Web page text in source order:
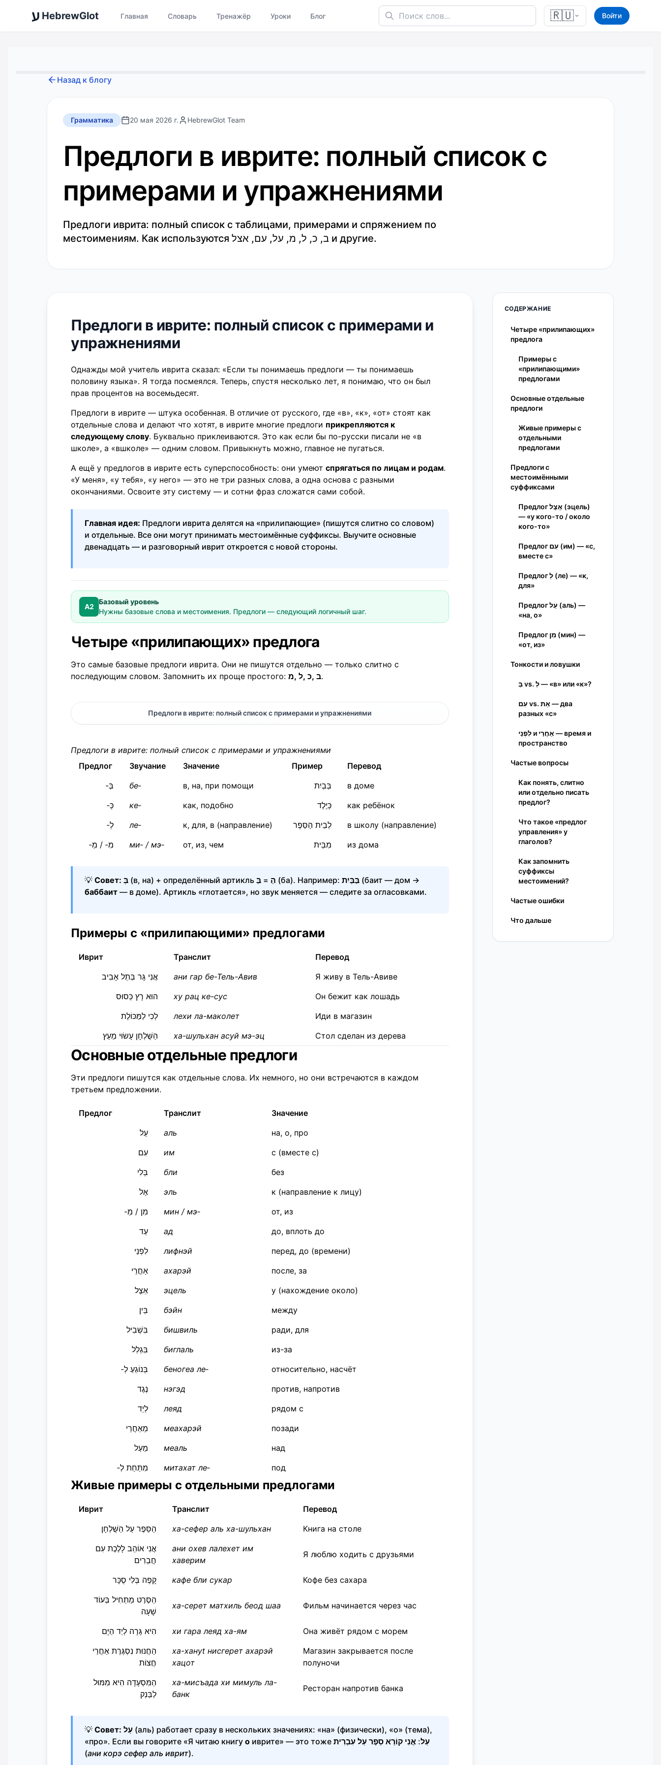
ע HebrewGlot Главная Словарь Тренажёр Уроки Блог
Поиск слов... 🇷🇺 Войти
Назад к блогу
Грамматика 20 мая 2026 г. HebrewGlot Team
Предлоги в иврите: полный список с
примерами и упражнениями
Предлоги иврита: полный список с таблицами, примерами и спряжением по
местоимениям. Как используются ב, כ, ל, מ, על, עם, אצל и другие.
Предлоги в иврите: полный список с примерами и
упражнениями
Однажды мой учитель иврита сказал: «Если ты понимаешь предлоги — ты понимаешь
половину языка». Я тогда посмеялся. Теперь, спустя несколько лет, я понимаю, что он был
прав процентов на восемьдесят.
Предлоги в иврите — штука особенная. В отличие от русского, где «в», «к», «от» стоят как
отдельные слова и делают что хотят, в иврите многие предлоги прикрепляются к
следующему слову. Буквально приклеиваются. Это как если бы по-русски писали не «в
школе», а «вшколе» — одним словом. Привыкнуть можно, главное не пугаться.
А ещё у предлогов в иврите есть суперспособность: они умеют спрягаться по лицам и родам.
«У меня», «у тебя», «у него» — это не три разных слова, а одна основа с разными
окончаниями. Освоите эту систему — и сотни фраз сложатся сами собой.
Главная идея: Предлоги иврита делятся на «прилипающие» (пишутся слитно со словом)
и отдельные. Все они могут принимать местоимённые суффиксы. Выучите основные
двенадцать — и разговорный иврит откроется с новой стороны.
A2
Базовый уровень
Нужны базовые слова и местоимения. Предлоги — следующий логичный шаг.
Четыре «прилипающих» предлога
Это самые базовые предлоги иврита. Они не пишутся отдельно — только слитно с
последующим словом. Запомнить их проще простого: ב ,כ ,ל ,מ.
Предлоги в иврите: полный список с примерами и упражнениями
Предлоги в иврите: полный список с примерами и упражнениями
Предлог
Звучание Значение Пример
Перевод
בְּ‑
бе‑ в, на, при помощи בְּבַיִת
в доме
כְּ‑
ке‑ как, подобно כְּיֶלֶד
как ребёнок
לְ‑
ле‑ к, для, в (направление) לְבֵית הַסֵּפֶר
в школу (направление)
מִ‑ / מֵ‑
ми‑ / мэ‑ от, из, чем מִבֵּית из дома
💡 Совет: בְּ (в, на) + определённый артикль הַ = בַּ (ба). Например: בַּבַּיִת (баит — дом →
баббаит — в доме). Артикль «глотается», но звук меняется — следите за огласовками.
Примеры с «прилипающими» предлогами
Иврит Транслит
Перевод
אֲנִי גָּר בְּתֵל אָבִיב
ани гар бе-Тель-Авив
Я живу в Тель-Авиве
הוּא רָץ כְּסוּס
ху рац ке-сус
Он бежит как лошадь
לְכִי לַמַּכּוֹלֶת
лехи ла-маколет
Иди в магазин
הַשֻּׁלְחָן עָשׂוּי מֵעֵץ
ха-шульхан асуй мэ-эц Стол сделан из дерева
Основные отдельные предлоги
Эти предлоги пишутся как отдельные слова. Их немного, но они встречаются в каждом
третьем предложении.
Предлог Транслит
Значение
עַל
аль
на, о, про
עִם
им
с (вместе с)
בְּלִי
бли
без
אֶל
эль
к (направление к лицу)
מִן / מֵ‑
мин / мэ‑
от, из
עַד
ад
до, вплоть до
לִפְנֵי
лифнэй
перед, до (времени)
אַחֲרֵי
ахарэй
после, за
אֵצֶל
эцель
у (нахождение около)
בֵּין
бэйн
между
בִּשְׁבִיל
бишвиль
ради, для
בִּגְלַל
биглаль
из-за
בְּנוֹגֵעַ לְ‑
беногеа ле‑
относительно, насчёт
נֶגֶד
нэгэд
против, напротив
לְיַד
леяд
рядом с
מֵאַחֲרֵי
меахарэй
позади
מֵעַל
меаль
над
מִתַּחַת לְ‑
митахат ле‑ под
Живые примеры с отдельными предлогами
Иврит Транслит
Перевод
הַסֵּפֶר עַל הַשֻּׁלְחָן
ха-сефер аль ха-шульхан
Книга на столе
אֲנִי אוֹהֵב לָלֶכֶת עִם
חֲבֵרִים
ани охев лалехет им
хаверим
Я люблю ходить с друзьями
קָפֶה בְּלִי סֻכָּר кафе бли сукар
Кофе без сахара
הַסֶּרֶט מַתְחִיל בְּעוֹד
שָׁעָה
ха-серет матхиль беод шаа Фильм начинается через час
הִיא גָּרָה לְיַד הַיָּם хи гара леяд ха-ям
Она живёт рядом с морем
הַחֲנוּת נִסְגֶּרֶת אַחֲרֵי
חֲצוֹת
ха-хануt нисгерет ахарэй
хацот
Магазин закрывается после
полуночи
הַמִּסְעָדָה הִיא מִמּוּל
לַבַּנְק
ха-мисъада хи мимуль ла-
банк
Ресторан напротив банка
💡 Совет: עַל (аль) работает сразу в нескольких значениях: «на» (физически), «о» (тема),
«про». Если вы говорите «Я читаю книгу о иврите» — это тоже עַל: אֲנִי קוֹרֵא סֵפֶר עַל עִבְרִית
(ани корэ сефер аль иврит).
СОДЕРЖАНИЕ
Четыре «прилипающих»
предлога
Примеры с
«прилипающими»
предлогами
Основные отдельные
предлоги
Живые примеры с
отдельными
предлогами
Предлоги с
местоимёнными
суффиксами
Предлог אֶצֶל (эцель)
— «у кого-то / около
кого-то»
Предлог עִם (им) — «с,
вместе с»
Предлог לְ (ле) — «к,
для»
Предлог עַל (аль) —
«на, о»
Предлог מִן (мин) —
«от, из»
Тонкости и ловушки
בְּ vs. לְ — «в» или «к»?
עִם vs. אֵת — два
разных «с»
לִפְנֵי и אַחֲרֵי — время и
пространство
Частые вопросы
Как понять, слитно
или отдельно писать
предлог?
Что такое «предлог
управления» у
глаголов?
Как запомнить
суффиксы
местоимений?
Частые ошибки
Что дальше